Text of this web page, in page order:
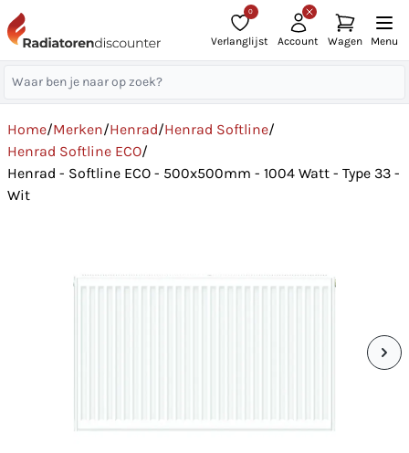
0
Verlanglijst Account Wagen Menu
Home/Merken/Henrad/Henrad Softline/
Henrad Softline ECO/
Henrad - Softline ECO - 500x500mm - 1004 Watt - Type 33 -
Wit